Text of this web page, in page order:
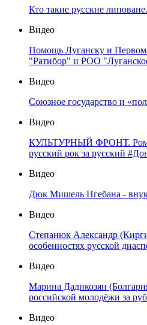
Кто такие русские
Видео
Помощь Луганску и
"Ратибор" и РОО
Видео
Союзное государство и
Видео
КУЛЬТУРНЫЙ ФРОНТ.
русский рок за русский
Видео
Дюк Мишель Нгебана - внук
Видео
Степанюк Александр
особенностях русской
Видео
Марина Дадикозян
российской молодёжи за
Видео